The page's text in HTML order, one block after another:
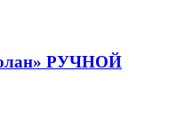
РУЧНОЙ